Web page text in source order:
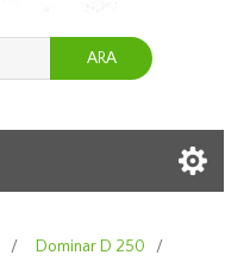
ARA
/ Dominar D 250
/